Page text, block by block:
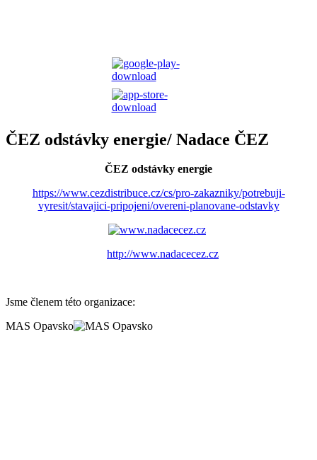
ČEZ odstávky energie/ Nadace ČEZ
ČEZ odstávky energie
https://www.cezdistribuce.cz/cs/pro-zakazniky/potrebuji-
vyresit/stavajici-pripojeni/overeni-planovane-odstavky
http://www.nadacecez.cz
Jsme členem této organizace:
MAS Opavsko